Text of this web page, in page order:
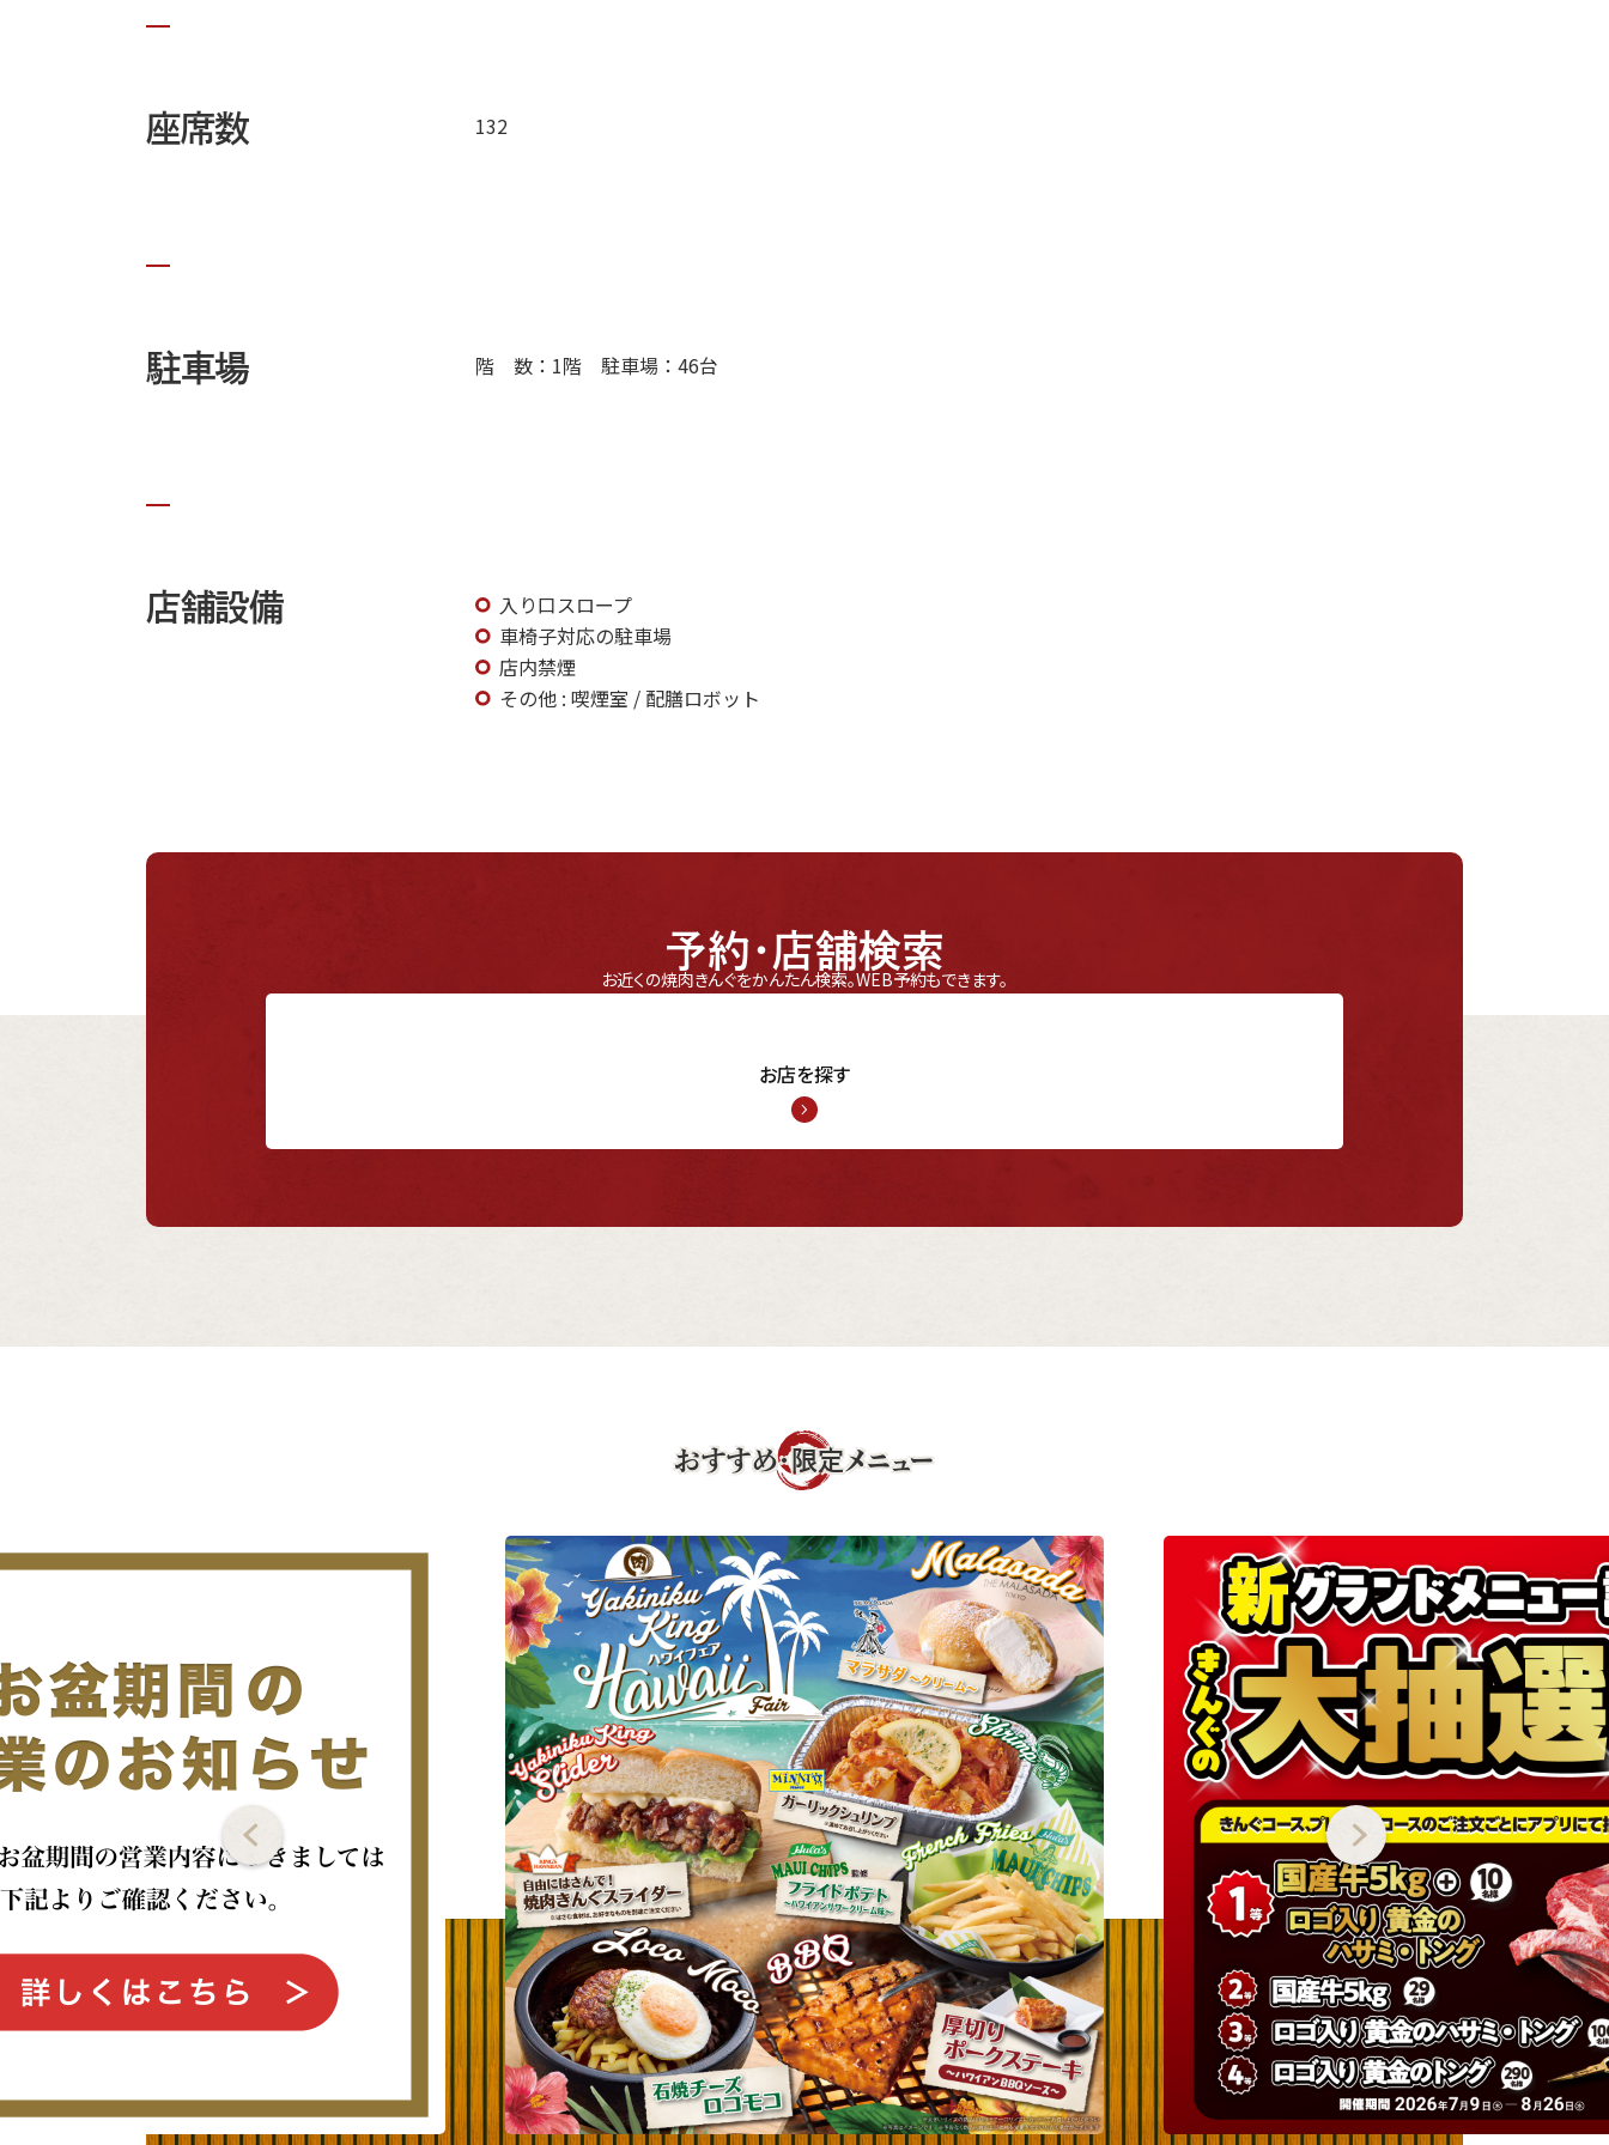
座席数 132
駐車場 階 数：1階 駐車場：46台
店舗設備
入り口スロープ
車椅子対応の駐車場
店内禁煙
その他 : 喫煙室 / 配膳ロボット
予約・店舗検索
お近くの焼肉きんぐをかんたん検索。WEB予約もできます。
お店を探す
おすすめ・限定メニュー